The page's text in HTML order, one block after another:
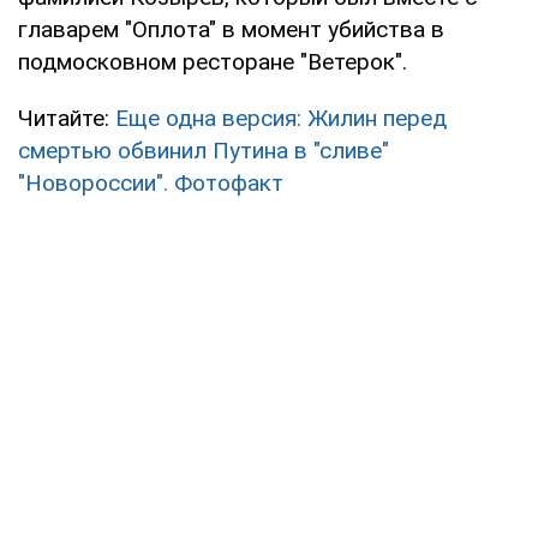
главарем "Оплота" в момент убийства в
подмосковном ресторане "Ветерок".
Читайте: Еще одна версия: Жилин перед
смертью обвинил Путина в "сливе"
"Новороссии". Фотофакт